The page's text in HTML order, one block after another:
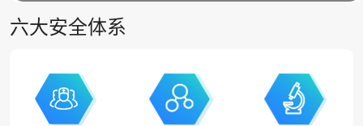
六大安全体系